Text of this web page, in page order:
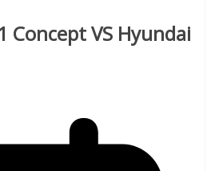
Concept VS Hyundai